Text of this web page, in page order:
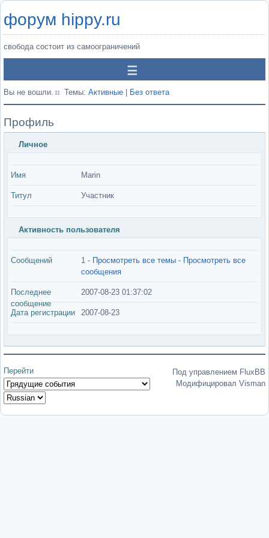
форум hippy.ru
свобода состоит из самоограничений
Вы не вошли. Темы: Активные Без ответа
Профиль
Личное
Имя Marin
Титул Участник
Активность пользователя
Сообщений 1 - Просмотреть все темы - Просмотреть все
сообщения
Последнее
сообщение
2007-08-23 01:37:02
Дата регистрации 2007-08-23
Перейти
Под управлением FluxBB
Модифицировал Visman